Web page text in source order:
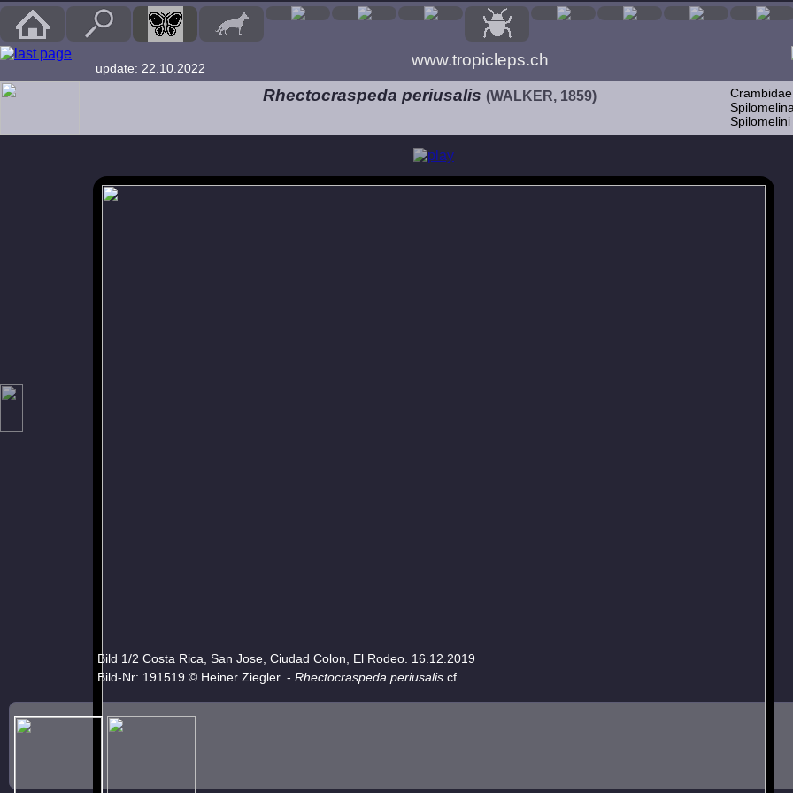
update: 22.10.2022 www.tropicleps.ch
Crambidae
Spilomelini
Rhectocraspeda periusalis (WALKER, 1859)
Bild 1/2 Costa Rica, San Jose, Ciudad Colon, El Rodeo. 16.12.2019
Bild-Nr: 191519 © Heiner Ziegler. - Rhectocraspeda periusalis cf.